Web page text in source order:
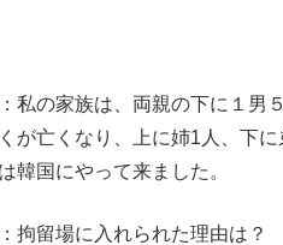
私の家族は、両親の下に１男
が亡くなり、上に姉1人、下
韓国にやって来ました。
拘留場に入れられた理由は？